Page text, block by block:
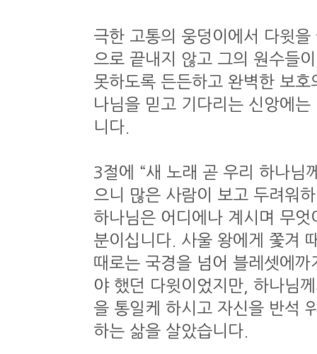
극한 고통의 웅덩이에서 다윗
으로 끝내지 않고 그의 원수들
못하도록 든든하고 완벽한 보
나님을 믿고 기다리는 신앙에
니다.
3절에 “새 노래 곧 우리 하나님
으니 많은 사람이 보고 두려워
하나님은 어디에나 계시며 무
분이십니다. 사울 왕에게 쫓겨
때로는 국경을 넘어 블레셋에
야 했던 다윗이었지만, 하나님
을 통일케 하시고 자신을 반석
하는 삶을 살았습니다.